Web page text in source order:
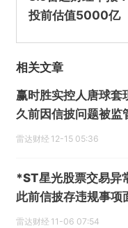
投前估值5000亿
相关文章
赢时胜实控人唐球套
久前因信披问题被监
雷达财经 12-15 05:36
*ST星光股票交易异
此前信披存违规事项
雷达财经 11-06 07:54